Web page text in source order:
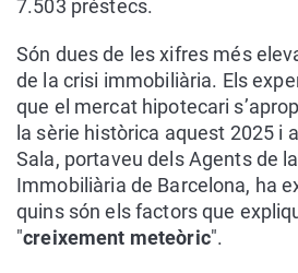
7.503 préstecs.
Són dues de les xifres més
de la crisi immobiliària. Els
que el mercat hipotecari
la sèrie històrica aquest 2025 i
Sala, portaveu dels Agents de
Immobiliària de Barcelona, ha
quins són els factors que
"creixement meteòric".